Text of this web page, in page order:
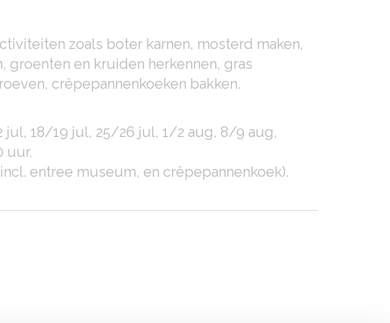
zoals boter karnen, mosterd maken,
groenten en kruiden herkennen, gras
crêpepannenkoeken bakken.
jul, 18/19 jul, 25/26 jul, 1/2 aug, 8/9 aug,
uur.
entree museum, en crêpepannenkoek).